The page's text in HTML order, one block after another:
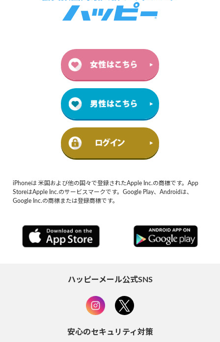
iPhoneは 米国および他の国々で登録されたApple Inc.の商標です。App
StoreはApple Inc.のサービスマークです。Google Play、Androidは、
Google Inc.の商標または登録商標です。
ハッピーメール公式SNS
安心のセキュリティ対策